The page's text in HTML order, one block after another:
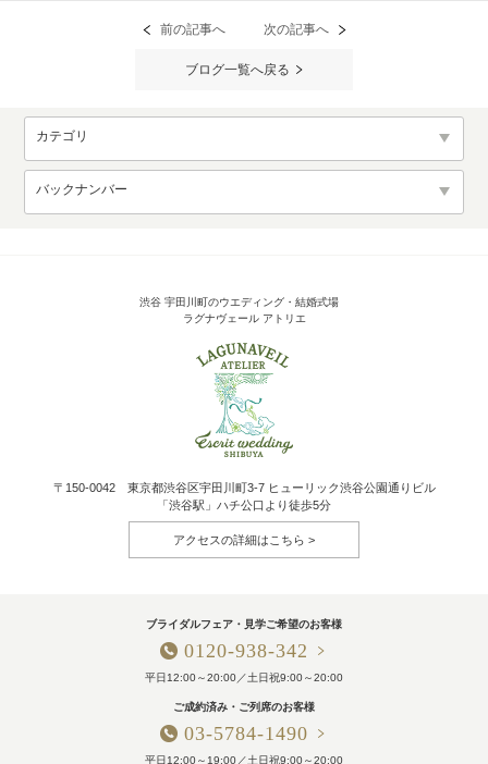
前の記事へ 次の記事へ
ブログ一覧へ戻る
カテゴリ
バックナンバー
渋谷 宇田川町のウエディング・結婚式場
ラグナヴェール アトリエ
〒150-0042 東京都渋谷区宇田川町3-7 ヒューリック渋谷公園通りビル
「渋谷駅」ハチ公口より徒歩5分
アクセスの詳細はこちら
ブライダルフェア・見学ご希望のお客様
0120-938-342
平日12:00～20:00／土日祝9:00～20:00
ご成約済み・ご列席のお客様
03-5784-1490
平日12:00～19:00／土日祝9:00～20:00